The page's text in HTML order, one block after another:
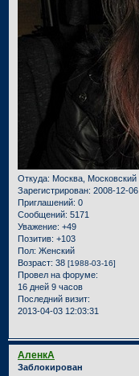
Откуда: Москва, Московский
Зарегистрирован: 2008-12-06
Приглашений: 0
Сообщений: 5171
Уважение: +49
Позитив: +103
Пол: Женский
Возраст: 38 [1988-03-16]
Провел на форуме:
16 дней 9 часов
Последний визит:
2013-04-03 12:03:31
АленкА
Заблокирован